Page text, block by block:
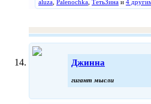
aluza Palenochka ТетьЗина и 4
Джинна
гигант мысли